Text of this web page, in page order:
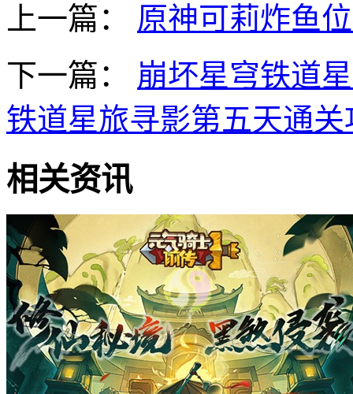
上一篇：
原神可莉炸鱼
下一篇：
崩坏星穹铁道
铁道星旅寻影第五天通关
相关资讯